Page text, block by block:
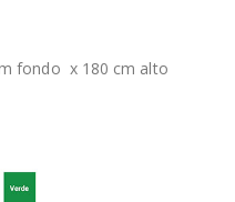
fondo x 180 cm alto